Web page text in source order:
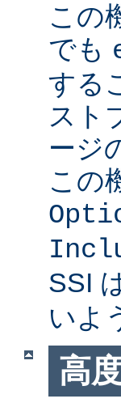
この
でも
する
スト
ージ
この
SSI
いよ
高